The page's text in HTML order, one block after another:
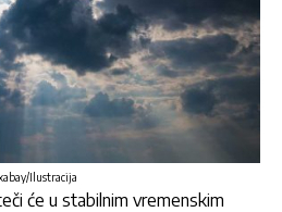
Ilustracija
će u stabilnim vremenskim